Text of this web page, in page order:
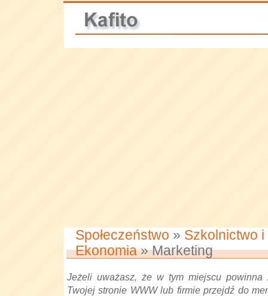
Społeczeństwo » Szkolnictwo
Ekonomia» Marketing
Jeżeli uważasz, że w tym miejscu powinna
Twojej stronie WWW lub firmie przejdź do